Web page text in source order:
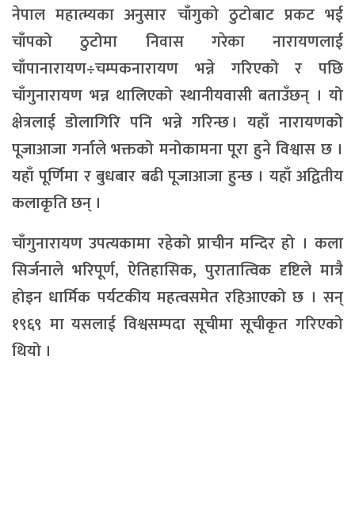
नेपाल महात्म्यका अनुसार चाँगुको ठुटोबाट प्रकट भई
चाँपको ठुटोमा निवास गरेका नारायणलाई
चाँपानारायण÷चम्पकनारायण भन्ने गरिएको र पछि
चाँगुनारायण भन्न थालिएको स्थानीयवासी बताउँछन् । यो
क्षेत्रलाई डोलागिरि पनि भन्ने गरिन्छ । यहाँ नारायणको
पूजाआजा गर्नाले भक्तको मनोकामना पूरा हुने विश्वास छ ।
यहाँ पूर्णिमा र बुधबार बढी पूजाआजा हुन्छ । यहाँ अद्वितीय
कलाकृति छन् ।
चाँगुनारायण उपत्यकामा रहेको प्राचीन मन्दिर हो । कला
सिर्जनाले भरिपूर्ण, ऐतिहासिक, पुरातात्विक दृष्टिले मात्रै
होइन धार्मिक पर्यटकीय महत्वसमेत रहिआएको छ । सन्
१९६९ मा यसलाई विश्वसम्पदा सूचीमा सूचीकृत गरिएको
थियो ।